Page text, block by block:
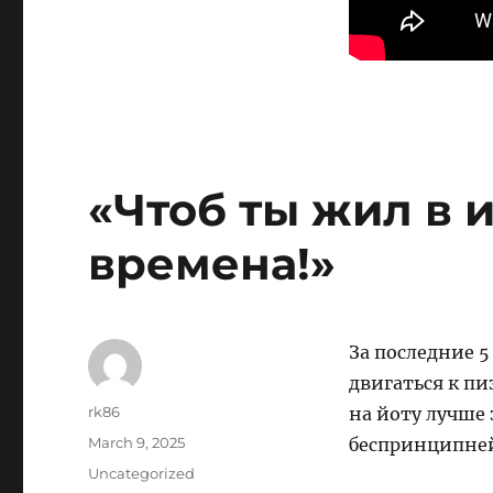
«Чтоб ты жил в
времена!»
За последние
двигаться к
на йоту лучше
Author
rk86
Posted
on
March 9, 2025
Categories
Uncategorized